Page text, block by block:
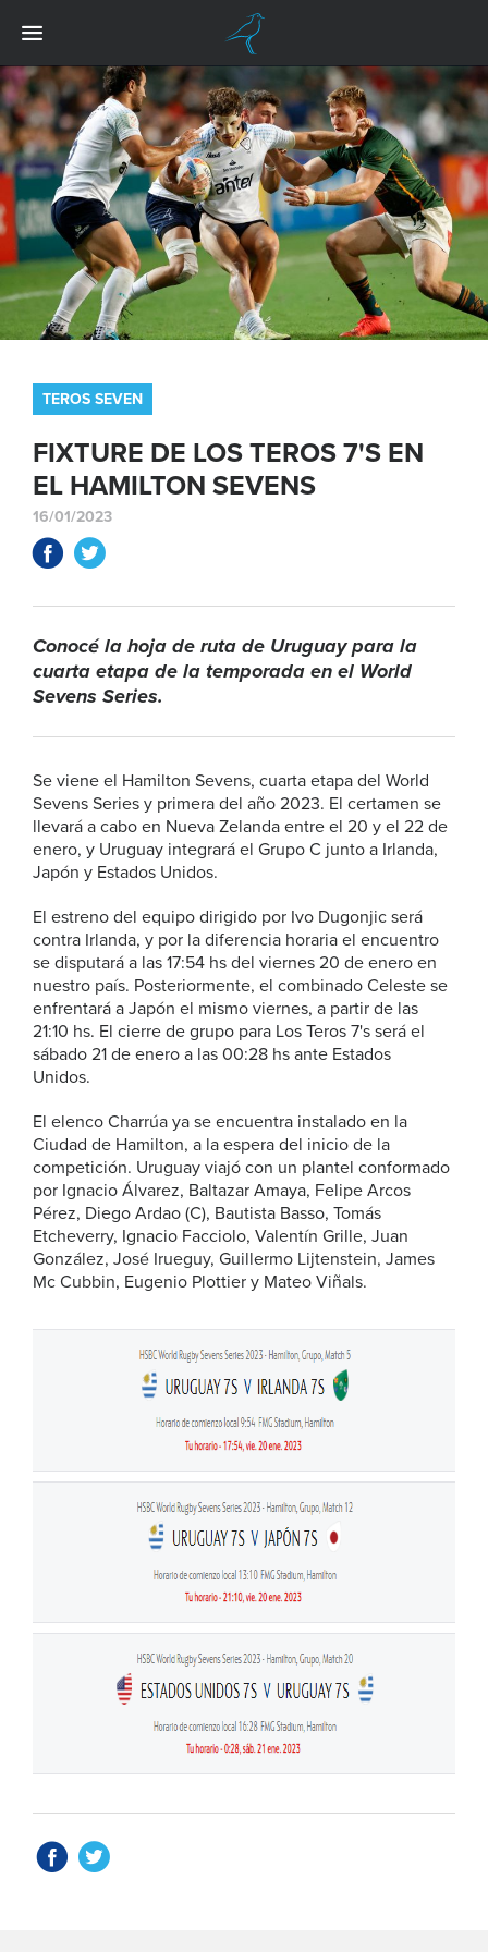
TEROS SEVEN
FIXTURE DE LOS TEROS 7'S EN
EL HAMILTON SEVENS
16/01/2023
Conocé la hoja de ruta de Uruguay para la
cuarta etapa de la temporada en el World
Sevens Series.
Se viene el Hamilton Sevens, cuarta etapa del World
Sevens Series y primera del año 2023. El certamen se
llevará a cabo en Nueva Zelanda entre el 20 y el 22 de
enero, y Uruguay integrará el Grupo C junto a Irlanda,
Japón y Estados Unidos.
El estreno del equipo dirigido por Ivo Dugonjic será
contra Irlanda, y por la diferencia horaria el encuentro
se disputará a las 17:54 hs del viernes 20 de enero en
nuestro país. Posteriormente, el combinado Celeste se
enfrentará a Japón el mismo viernes, a partir de las
21:10 hs. El cierre de grupo para Los Teros 7's será el
sábado 21 de enero a las 00:28 hs ante Estados
Unidos.
El elenco Charrúa ya se encuentra instalado en la
Ciudad de Hamilton, a la espera del inicio de la
competición. Uruguay viajó con un plantel conformado
por Ignacio Álvarez, Baltazar Amaya, Felipe Arcos
Pérez, Diego Ardao (C), Bautista Basso, Tomás
Etcheverry, Ignacio Facciolo, Valentín Grille, Juan
González, José Irueguy, Guillermo Lijtenstein, James
Mc Cubbin, Eugenio Plottier y Mateo Viñals.